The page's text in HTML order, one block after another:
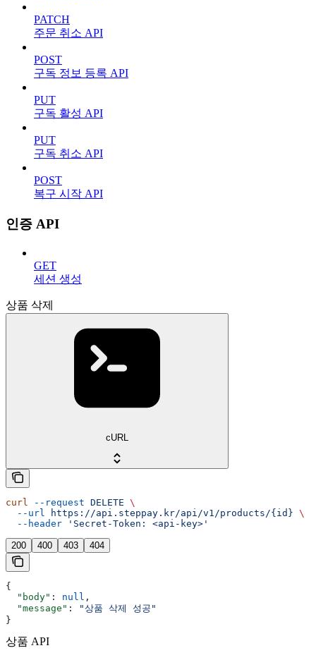
PATCH
주문 취소 API
POST
구독 정보 등록 API
PUT
구독 활성 API
PUT
구독 취소 API
POST
복구 시작 API
인증 API
GET
세션 생성
상품 삭제
cURL
curl --request DELETE \
  --url
https://api.steppay.kr/api/v1/products/{id} \
  --header
'Secret-Token: <api-key>'
200 400 403 404
{
  "body"
: null ,
  "message"
:
"상품 삭제 성공"
}
상품 API